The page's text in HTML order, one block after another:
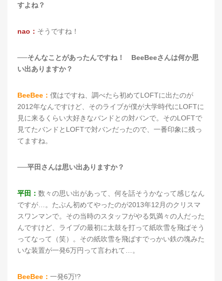
すよね？
nao： そうですね！
──そんなことがあったんですね！ BeeBeeさんは何か思
い出ありますか？
BeeBee： 僕はですね、調べたら初めてLOFTに出たのが
2012年なんですけど、そのライブが僕が大学時代にLOFTに
見に来るくらい大好きなバンドとの対バンで。そのLOFTで
見てたバンドとLOFTで対バンだったので、一番印象に残っ
てますね。
──平田さんは思い出ありますか？
平田： 数々の思い出があって、何を話そうかなって感じなん
ですが…。たぶん初めてやったのが2013年12月のクリスマ
スワンマンで。その当時のスタッフがやる気満々の人だった
んですけど、ライブの最初に太鼓を打って紙吹雪を飛ばそう
ってなって（笑）。その紙吹雪を飛ばすでっかい鉄の塊みた
いな装置が一発6万円って言われて…。
BeeBee： 一発6万!?